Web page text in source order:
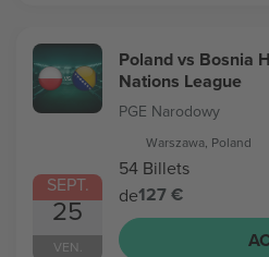
SEPT.
25
VEN.
Poland vs Bosnia
Nations League
PGE Narodowy
Warszawa, Poland
54 Billets
de127 €